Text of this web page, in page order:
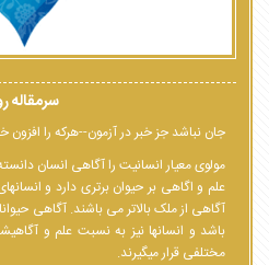
سرمقاله
جان نباشد جز خبر در آزمون--هرکه را
مولوی معیار انسانیت را آگاهی انسان
علم و اگاهی بر حیوان برتری دارد و
آگاهی از ملک بالاتر می باشند. آگاهی
باشد و انسانها نیز به نسبت علم و
مختلفی قرار میگیرند.